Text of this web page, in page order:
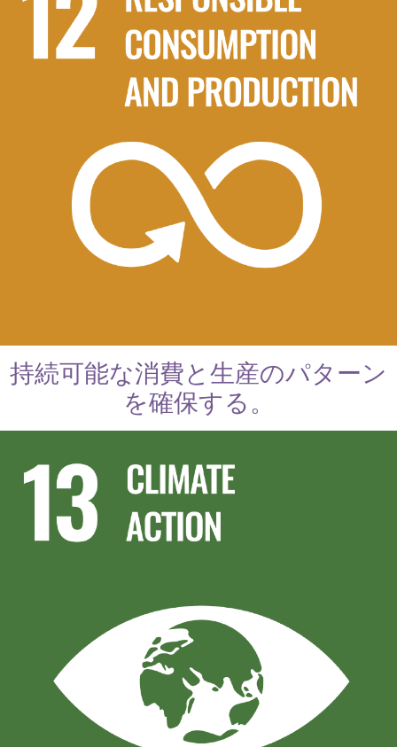
持続可能な消費と生産のパターン
を確保する。